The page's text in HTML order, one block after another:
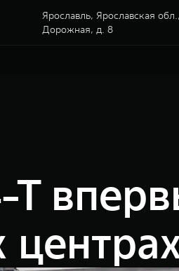
Ярославль, Ярославская
Дорожная, д. 8